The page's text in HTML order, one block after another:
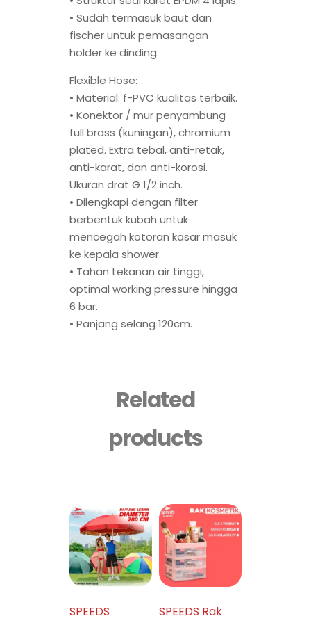
• Sudah termasuk baut dan
fischer untuk pemasangan
holder ke dinding.
Flexible Hose:
• Material: f-PVC kualitas terbaik.
• Konektor / mur penyambung
full brass (kuningan), chromium
plated. Extra tebal, anti-retak,
anti-karat, dan anti-korosi.
Ukuran drat G 1/2 inch.
• Dilengkapi dengan filter
berbentuk kubah untuk
mencegah kotoran kasar masuk
ke kepala shower.
• Tahan tekanan air tinggi,
optimal working pressure hingga
6 bar.
• Panjang selang 120cm.
Related
products
SPEEDS
SPEEDS Rak